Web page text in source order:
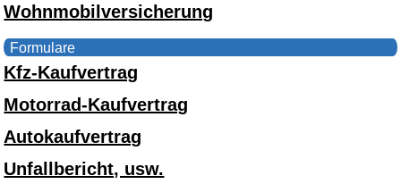
Wohnmobilversicherung
Formulare
Kfz-Kaufvertrag
Motorrad-Kaufvertrag
Autokaufvertrag
Unfallbericht, usw.